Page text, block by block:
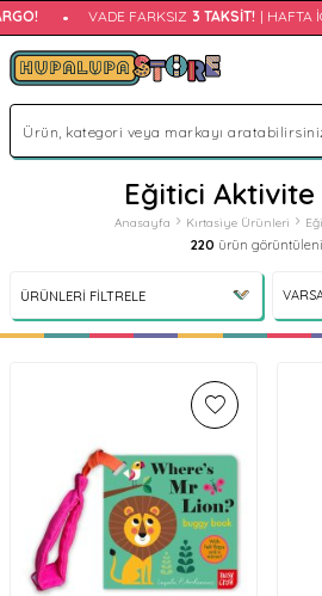
• VADE FARKSIZ 3 TAKSIT! | HAFTA İÇI
Eğitici
Anasayfa Kırtasiye Ürünleri
220 ürün
ÜRÜNLERI FILTRELE